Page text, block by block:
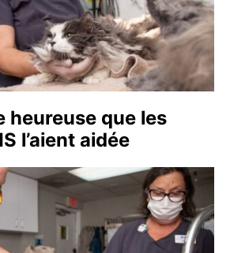
heureuse que les
l’aient aidée